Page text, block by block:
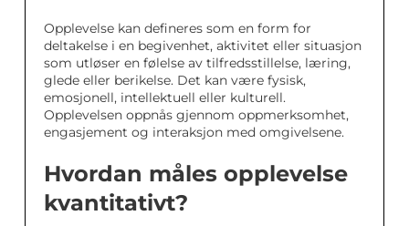
Opplevelse kan defineres som en form for
deltakelse i en begivenhet, aktivitet eller situasjon
som utløser en følelse av tilfredsstillelse, læring,
glede eller berikelse. Det kan være fysisk,
emosjonell, intellektuell eller kulturell.
Opplevelsen oppnås gjennom oppmerksomhet,
engasjement og interaksjon med omgivelsene.
Hvordan måles opplevelse
kvantitativt?